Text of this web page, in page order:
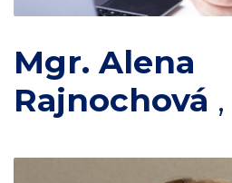
Mgr. Alena
Rajnochová ,